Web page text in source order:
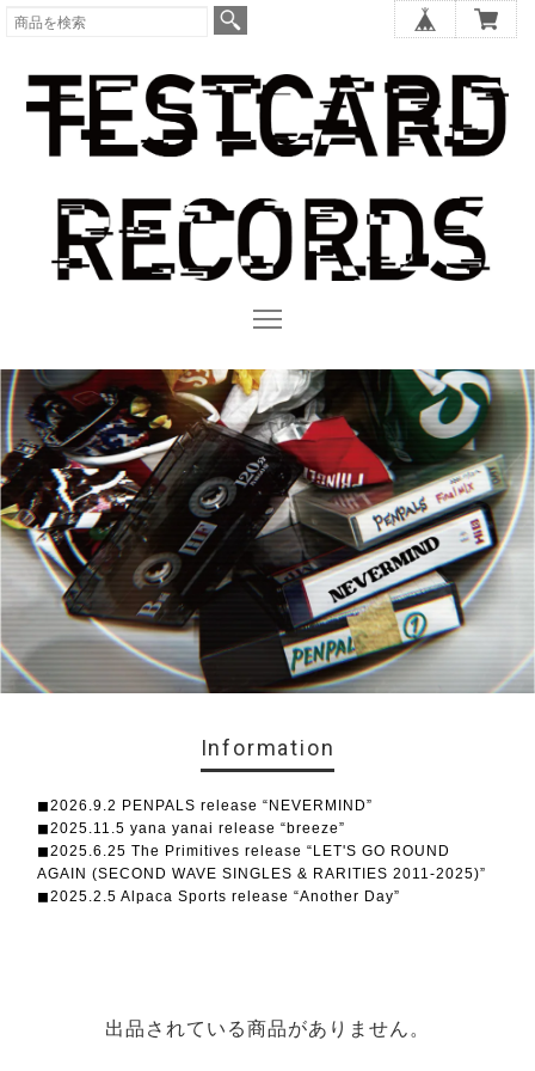
Information
◼︎2026.9.2 PENPALS release “NEVERMIND”
◼︎2025.11.5 yana yanai release “breeze”
◼︎2025.6.25 The Primitives release “LET'S GO ROUND
AGAIN (SECOND WAVE SINGLES & RARITIES 2011-2025)”
◼︎2025.2.5 Alpaca Sports release “Another Day”
出品されている商品がありません。